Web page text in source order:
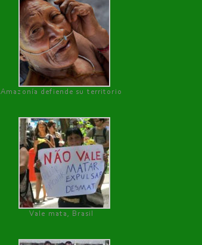
Amazonía defiende su territorio
Vale mata, Brasil